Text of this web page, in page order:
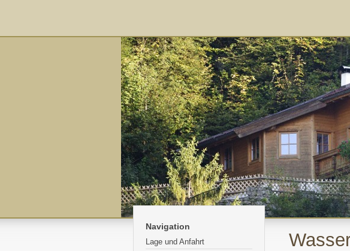
Navigation
Lage und Anfahrt